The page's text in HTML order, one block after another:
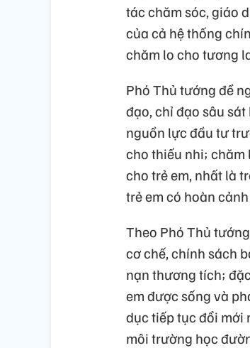
tác chăm sóc, giáo
của cả hệ thống
chăm lo cho tương
Phó Thủ tướng đề
đạo, chỉ đạo sâu
nguồn lực đầu tư
cho thiếu nhi; chăm
cho trẻ em, nhất là
trẻ em có hoàn
Theo Phó Thủ
cơ chế, chính sách
nạn thương tích;
em được sống và
dục tiếp tục đổi mới
môi trường học